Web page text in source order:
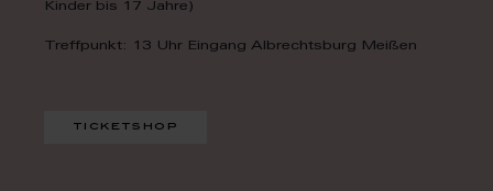
Kinder bis 17 Jahre)
Treffpunkt: 13 Uhr Eingang Albrechtsburg Meißen
ticketshop